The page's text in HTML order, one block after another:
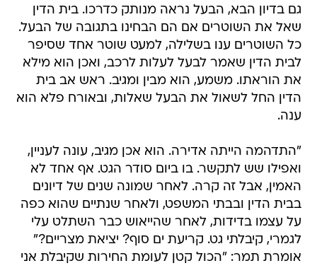
גם בדיון הבא, הבעל נראה מנותק כדרכו. בית הדין
שאל את השוטרים אם הם הבחינו בתגובה של הבעל.
כל השוטרים ענו בשלילה, למעט שוטר אחד שסיפר
לבית הדין שאמר לבעל לעלות לרכב, ואכן הוא מילא
את הוראתו. משמע, הוא מבין ומגיב. ראש אב בית
הדין החל לשאול את הבעל שאלות, ובאורח פלא הוא
ענה.
"התדהמה הייתה אדירה. הוא אכן מגיב, עונה לעניין,
ואפילו שש לתקשר. בו ביום סודר הגט. אף אחד לא
האמין, אבל זה קרה. לאחר שמונה שנים של דיונים
בבית הדין ובבתי המשפט, ולאחר שנתיים שהוא כפה
על עצמו בדידות, לאחר שהייאוש כבר השתלט עלי
לגמרי, קיבלתי גט. קריעת ים סוף? יציאת מצריים?"
אומרת תמר: "הכול קטן לעומת החירות שקיבלת אני